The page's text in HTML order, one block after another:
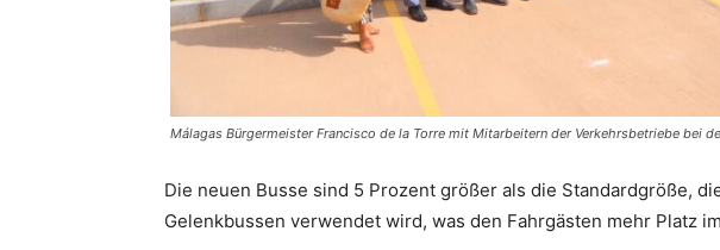
Málagas Bürgermeister Francisco de la Torre mit Mitarbeitern der Verkehrsbetriebe bei
Die neuen Busse sind 5 Prozent größer als die Standardgröße,
Gelenkbussen verwendet wird, was den Fahrgästen mehr Platz